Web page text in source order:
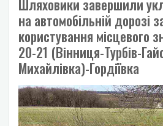
Шляховики завершили
на автомобільній дорозі
користування місцевого
20-21 (Вінниця-Турбів-
Михайлівка)-Гордіївка